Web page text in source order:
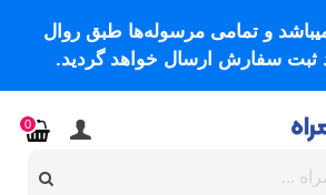
و تمامی مرسوله‌ها طبق روال
ثبت سفارش ارسال خواهد گردید.
0